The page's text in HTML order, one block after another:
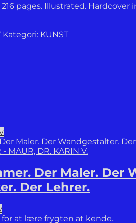
216 pages. Illustrated.
Kategori: KUNST
- MAUR, DR. KARIN V.
Der Maler. Der
Der Lehrer.